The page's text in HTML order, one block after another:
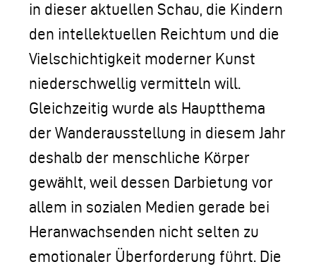
in dieser aktuellen Schau, die Kindern
den intellektuellen Reichtum und die
Vielschichtigkeit moderner Kunst
niederschwellig vermitteln will.
Gleichzeitig wurde als Hauptthema
der Wanderausstellung in diesem Jahr
deshalb der menschliche Körper
gewählt, weil dessen Darbietung vor
allem in sozialen Medien gerade bei
Heranwachsenden nicht selten zu
emotionaler Überforderung führt. Die